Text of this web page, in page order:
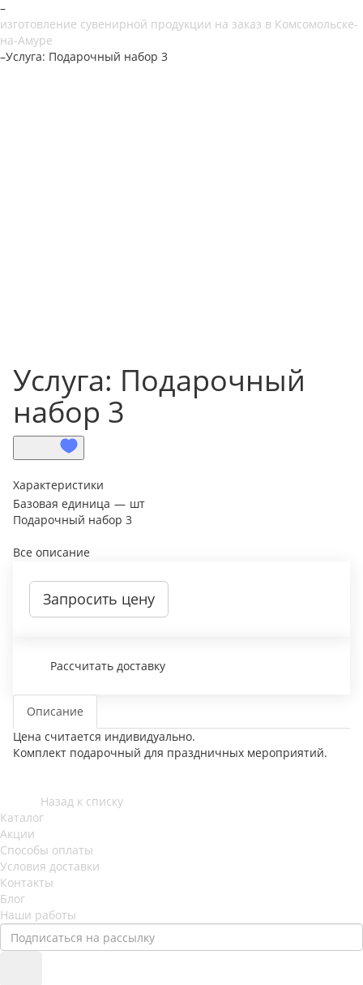
–
изготовление сувенирной продукции на заказ в Комсомольске-
на-Амуре
–Услуга: Подарочный набор 3
Услуга: Подарочный
набор 3
Характеристики
Базовая единица — шт
Подарочный набор 3
Все описание
Запросить цену
Рассчитать доставку
Описание
Цена считается индивидуально.
Комплект подарочный для праздничных мероприятий.
Назад к списку
Каталог
Акции
Способы оплаты
Условия доставки
Контакты
Блог
Наши работы